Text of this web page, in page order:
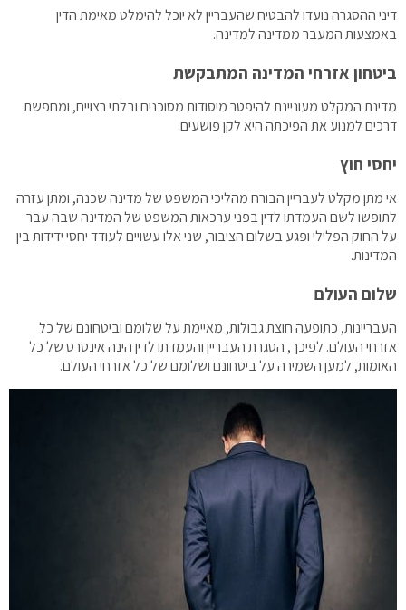
דיני ההסגרה נועדו להבטיח שהעבריין לא יוכל להימלט מאימת הדין
באמצעות המעבר ממדינה למדינה.
ביטחון אזרחי המדינה המתבקשת
מדינת המקלט מעוניינת להיפטר מיסודות מסוכנים ובלתי רצויים, ומחפשת
דרכים למנוע את הפיכתה היא לקן פושעים.
יחסי חוץ
אי מתן מקלט לעבריין הבורח מהליכי המשפט של מדינה שכנה, ומתן עזרה
לתופשו לשם העמדתו לדין בפני ערכאות המשפט של המדינה שבה עבר
על החוק הפלילי ופגע בשלום הציבור, שני אלו עשויים לעודד יחסי ידידות בין
המדינות.
שלום העולם
העבריינות, כתופעה חוצת גבולות, מאיימת על שלומם וביטחונם של כל
אזרחי העולם. לפיכך, הסגרת העבריין והעמדתו לדין הינה אינטרס של כל
האומות, למען השמירה על ביטחונם ושלומם של כל אזרחי העולם.